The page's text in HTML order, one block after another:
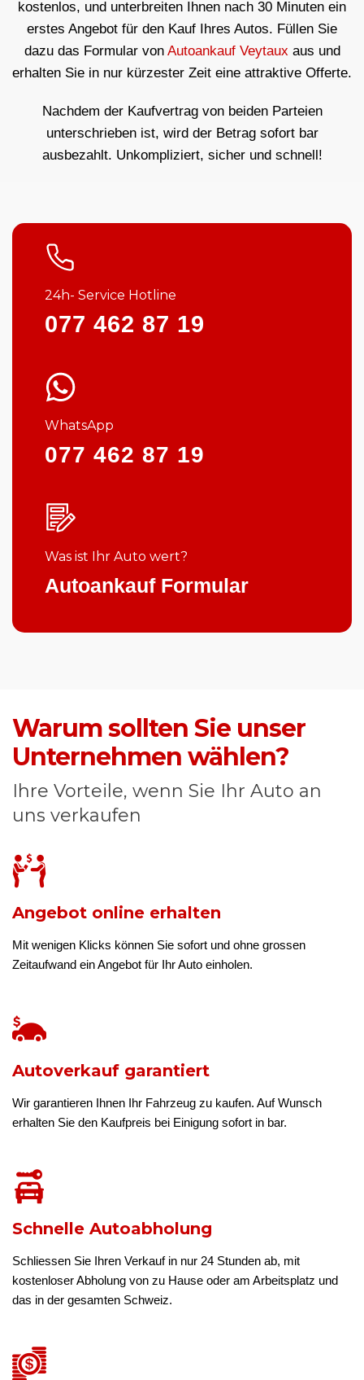
kostenlos, und unterbreiten Ihnen nach 30 Minuten ein
erstes Angebot für den Kauf Ihres Autos. Füllen Sie
dazu das Formular von Autoankauf Veytaux aus und
erhalten Sie in nur kürzester Zeit eine attraktive Offerte.
Nachdem der Kaufvertrag von beiden Parteien
unterschrieben ist, wird der Betrag sofort bar
ausbezahlt. Unkompliziert, sicher und schnell!
24h- Service Hotline
077 462 87 19
WhatsApp
077 462 87 19
Was ist Ihr Auto wert?
Autoankauf Formular
Warum sollten Sie unser
Unternehmen wählen?
Ihre Vorteile, wenn Sie Ihr Auto an
uns verkaufen
Angebot online erhalten
Mit wenigen Klicks können Sie sofort und ohne grossen
Zeitaufwand ein Angebot für Ihr Auto einholen.
Autoverkauf garantiert
Wir garantieren Ihnen Ihr Fahrzeug zu kaufen. Auf Wunsch
erhalten Sie den Kaufpreis bei Einigung sofort in bar.
Schnelle Autoabholung
Schliessen Sie Ihren Verkauf in nur 24 Stunden ab, mit
kostenloser Abholung von zu Hause oder am Arbeitsplatz und
das in der gesamten Schweiz.